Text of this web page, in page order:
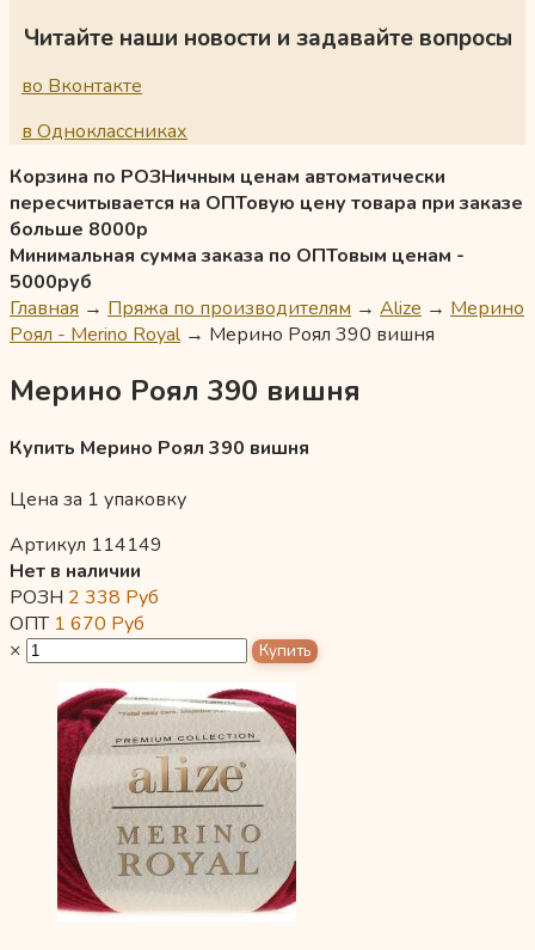
Читайте наши новости и задавайте вопросы
во Вконтакте
в Одноклассниках
Корзина по РОЗНичным ценам автоматически
пересчитывается на ОПТовую цену товара при заказе
больше 8000р
Минимальная сумма заказа по ОПТовым ценам -
5000руб
Главная → Пряжа по производителям → Alize → Мерино
Роял - Merino Royal → Мерино Роял 390 вишня
Мерино Роял 390 вишня
Купить Мерино Роял 390 вишня
Цена за 1 упаковку
Артикул 114149
Нет в наличии
РОЗН 2 338 Руб
ОПТ 1 670 Руб
×